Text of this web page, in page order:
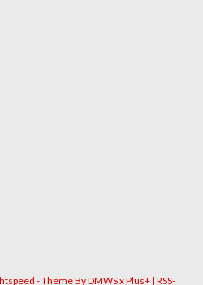
- Theme ByDMWSxPlus+ | RSS-